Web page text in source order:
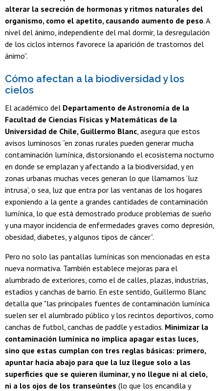
alterar la secreción de hormonas y ritmos naturales del
organismo, como el apetito, causando aumento de peso. A
nivel del ánimo, independiente del mal dormir, la desregulación
de los ciclos internos favorece la aparición de trastornos del
ánimo”.
Cómo afectan a la biodiversidad y los
cielos
El académico del Departamento de Astronomía de la
Facultad de Ciencias Físicas y Matemáticas de la
Universidad de Chile, Guillermo Blanc , asegura que estos
avisos luminosos “en zonas rurales pueden generar mucha
contaminación lumínica, distorsionando el ecosistema nocturno
en donde se emplazan y afectando a la biodiversidad, y en
zonas urbanas muchas veces generan lo que llamamos ‘luz
intrusa’, o sea, luz que entra por las ventanas de los hogares
exponiendo a la gente a grandes cantidades de contaminación
lumínica, lo que está demostrado produce problemas de sueño
y una mayor incidencia de enfermedades graves como depresión,
obesidad, diabetes, y algunos tipos de cáncer”.
Pero no solo las pantallas lumínicas son mencionadas en esta
nueva normativa. También establece mejoras para el
alumbrado de exteriores, como el de calles, plazas, industrias,
estadios y canchas de barrio. En este sentido, Guillermo Blanc
detalla que "las principales fuentes de contaminación lumínica
suelen ser el alumbrado público y los recintos deportivos, como
canchas de futbol, canchas de paddle y estadios. Minimizar la
contaminación lumínica no implica apagar estas luces,
sino que estas cumplan con tres reglas básicas: primero,
apuntar hacia abajo para que la luz llegue solo a las
superficies que se quieren iluminar, y no llegue ni al cielo,
ni a los ojos de los transeúntes (lo que los encandila y